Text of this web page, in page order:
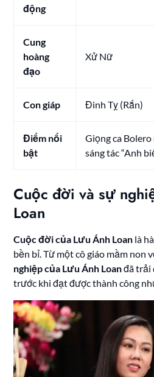
động
Cung
hoàng
đạo
Xử Nữ
Con giáp Đinh Tỵ (Rắn)
Điểm nổi
bật
Giọng ca
sáng tác “Anh
Cuộc đời và sự
Loan
Cuộc đời của Lưu Ánh Loan là
bền bỉ. Từ một cô giáo mầm non
nghiệp của Lưu Ánh Loanđã trải
trước khi đạt được thành công